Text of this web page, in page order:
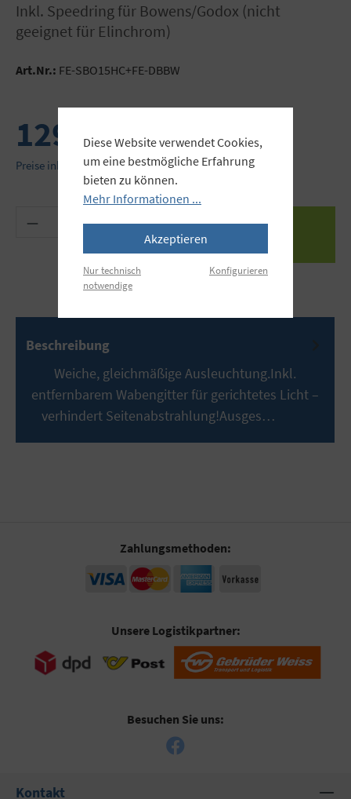
inkl. Speedring für Bowens/Godox (nicht
geeignet für Elinchrom)
Art.Nr.: FE-SBO15HC+FE-DBBW
129,90 €
Preise inkl. MwSt. zzgl. Versandkosten
Produkt Anzahl: Gib den gewünschten Wert
Beschreibung
Weiche, gleichmäßige Ausleuchtung.Inkl.
entfernbarem Wabengitter für gerichtetes Licht –
verhindert Seitenabstrahlung!Ausges…
Zahlungsmethoden:
Unsere Logistikpartner:
Besuchen Sie uns:
Kontakt
Diese Website verwendet Cookies,
um eine bestmögliche Erfahrung
bieten zu können.
Mehr Informationen ...
Akzeptieren
Nur technisch
notwendige
Konfigurieren